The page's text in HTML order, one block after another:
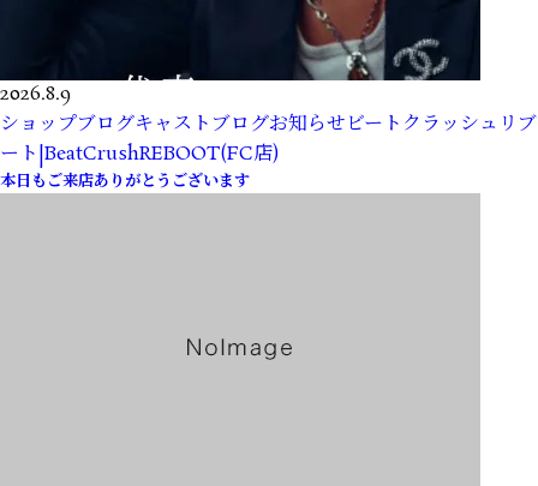
2026.8.9
ショップブログキャストブログお知らせビートクラッシュリブ
ート|BeatCrushREBOOT(FC店)
本日もご来店ありがとうございます